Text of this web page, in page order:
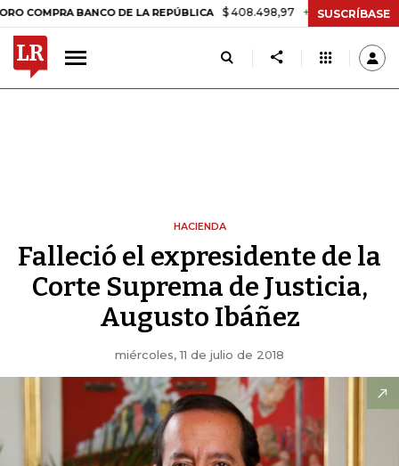
BANCO DE LA REPÚBLICA $ 408.498,97 +$ 8.753,81 +2,19%
SUSCRÍBASE
HACIENDA
Falleció el expresidente de la
Corte Suprema de Justicia,
Augusto Ibáñez
miércoles, 11 de julio de 2018